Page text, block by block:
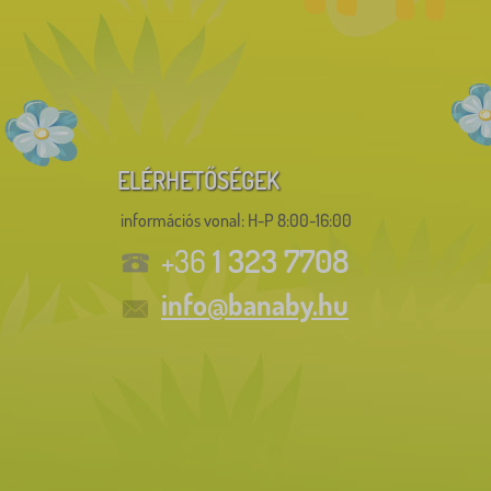
ELÉRHETŐSÉGEK
információs vonal: H-P 8:00-16:00
+361 323 7708
info@banaby.hu